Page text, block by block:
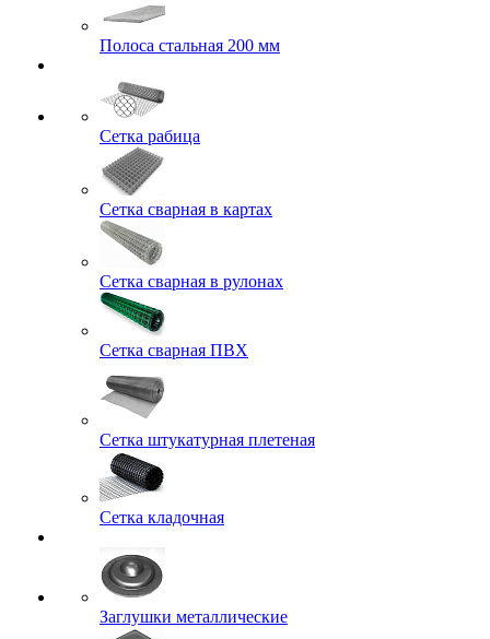
Полоса стальная 200 мм
Сетка рабица
Сетка сварная в картах
Сетка сварная в рулонах
Сетка сварная ПВХ
Сетка штукатурная плетеная
Сетка кладочная
Заглушки металлические